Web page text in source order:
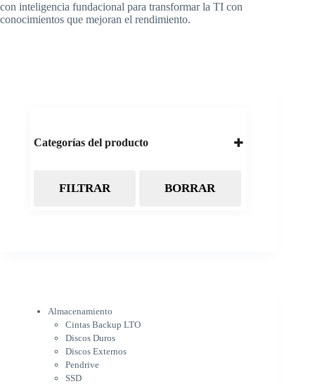
con inteligencia fundacional para transformar la TI con
conocimientos que mejoran el rendimiento.
Categorías del producto
Almacenamiento
Cámaras
Cargadores
IOT
Pantalla de proyección
Pantallas
FILTRAR BORRAR
Almacenamiento
Cintas Backup LTO
Discos Duros
Discos Externos
Pendrive
SSD